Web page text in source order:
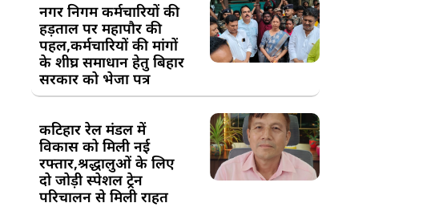
नगर निगम कर्मचारियों की
हड़ताल पर महापौर की
पहल,कर्मचारियों की मांगों
के शीघ्र समाधान हेतु बिहार
सरकार को भेजा पत्र
कटिहार रेल मंडल में
विकास को मिली नई
रफ्तार,श्रद्धालुओं के लिए
दो जोड़ी स्पेशल ट्रेन
परिचालन से मिली राहत